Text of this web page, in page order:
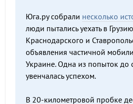
Юга.ру собрали несколько
люди пытались уехать в
Краснодарского и
объявления частичной
Украине. Одна из попыток до
увенчалась успехом.
В 20-километровой пробке